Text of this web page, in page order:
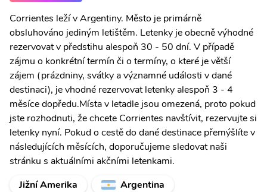
Corrientes leží v Argentiny. Město je primárně
obsluhováno jediným letištěm. Letenky je obecně výhodné
rezervovat v předstihu alespoň 30 - 50 dní. V případě
zájmu o konkrétní termín či o termíny, o které je větší
zájem (prázdniny, svátky a významné události v dané
destinaci), je vhodné rezervovat letenky alespoň 3 - 4
měsíce dopředu.Místa v letadle jsou omezená, proto pokud
jste rozhodnuti, že chcete Corrientes navštívit, rezervujte si
letenky nyní. Pokud o cestě do dané destinace přemýšlíte v
následujících měsících, doporučujeme sledovat naši
stránku s aktuálními akčními letenkami.
Jižní Amerika
Argentina